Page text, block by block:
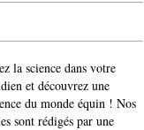
la science dans votre
et découvrez une
du monde équin ! Nos
sont rédigés par une